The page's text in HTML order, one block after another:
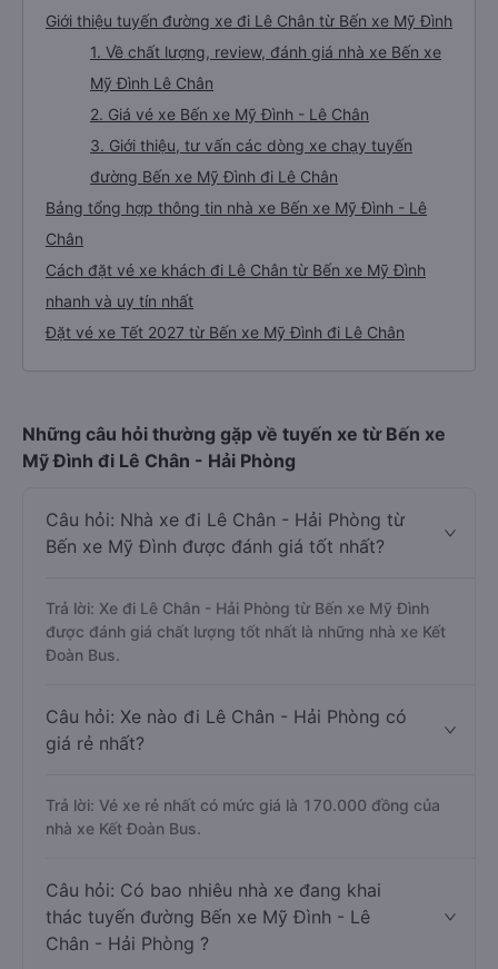
Giới thiệu tuyến đường xe đi Lê Chân từ Bến xe Mỹ Đình
1. Về chất lượng, review, đánh giá nhà xe Bến xe
Mỹ Đình Lê Chân
2. Giá vé xe Bến xe Mỹ Đình - Lê Chân
3. Giới thiệu, tư vấn các dòng xe chạy tuyến
đường Bến xe Mỹ Đình đi Lê Chân
Bảng tổng hợp thông tin nhà xe Bến xe Mỹ Đình - Lê
Chân
Cách đặt vé xe khách đi Lê Chân từ Bến xe Mỹ Đình
nhanh và uy tín nhất
Đặt vé xe Tết 2027 từ Bến xe Mỹ Đình đi Lê Chân
Những câu hỏi thường gặp về tuyến xe từ Bến xe
Mỹ Đình đi Lê Chân - Hải Phòng
Câu hỏi: Nhà xe đi Lê Chân - Hải Phòng từ
Bến xe Mỹ Đình được đánh giá tốt nhất?
Trả lời: Xe đi Lê Chân - Hải Phòng từ Bến xe Mỹ Đình
được đánh giá chất lượng tốt nhất là những nhà xe Kết
Đoàn Bus.
Câu hỏi: Xe nào đi Lê Chân - Hải Phòng có
giá rẻ nhất?
Trả lời: Vé xe rẻ nhất có mức giá là 170.000 đồng của
nhà xe Kết Đoàn Bus.
Câu hỏi: Có bao nhiêu nhà xe đang khai
thác tuyến đường Bến xe Mỹ Đình - Lê
Chân - Hải Phòng ?